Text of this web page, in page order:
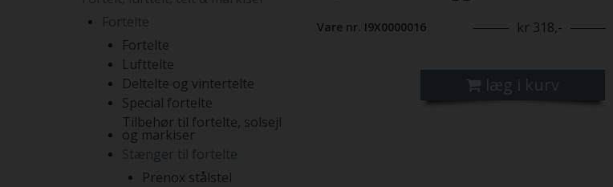
Fortelte
Fortelte
Lufttelte
Deltelte og vintertelte
Special fortelte
Tilbehør til fortelte, solsejl
og markiser
Stænger til fortelte
Prenox stålstel
Vare nr. I9X0000016 kr 318,-
læg i kurv